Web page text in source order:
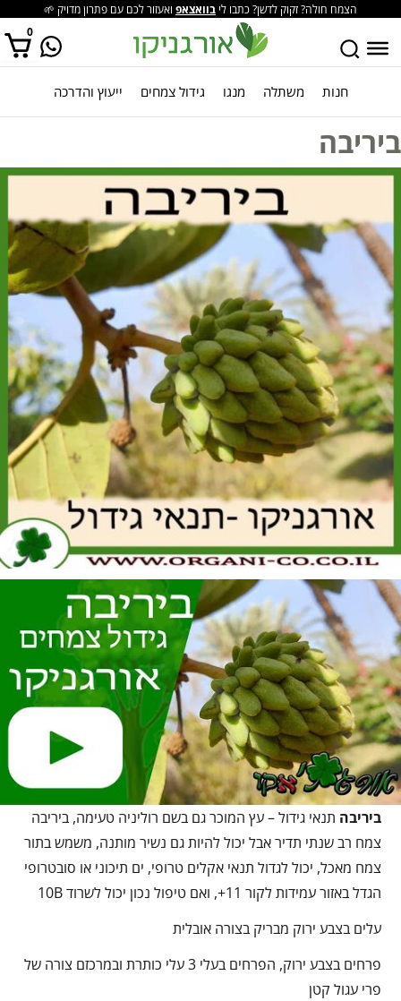
הצמח חולה? זקוק לדשן? כתבו לי בוואצאפ ואעזור לכם עם פתרון מדויק 🌱
0
אין מוצרים בסל הקניות. חנות משתלה מנגו גידול צמחים ייעוץ והדרכה
ביריבה
ביריבה תנאי גידול – עץ המוכר גם בשם רוליניה טעימה, ביריבה
צמח רב שנתי תדיר אבל יכול להיות גם נשיר מותנה, משמש בתור
צמח מאכל, יכול לגדול תנאי אקלים טרופי, ים תיכוני או סובטרופי
הגדל באזור עמידות לקור 11+, ואם טיפול נכון יכול לשרוד 10B
עלים בצבע ירוק מבריק בצורה אובלית
פרחים בצבע ירוק, הפרחים בעלי 3 עלי כותרת ובמרכזם צורה של
פרי עגול קטן